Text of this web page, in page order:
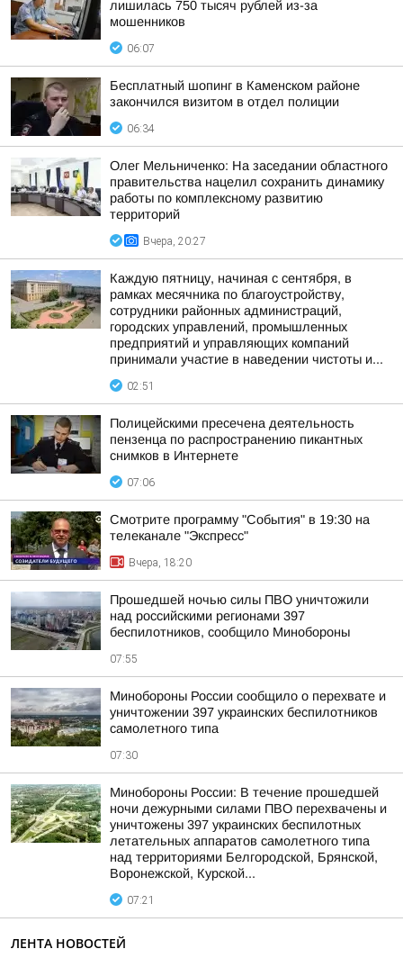
лишилась 750 тысяч рублей из-за
мошенников
06:07
Бесплатный шопинг в Каменском районе
закончился визитом в отдел полиции
06:34
Олег Мельниченко: На заседании областного
правительства нацелил сохранить динамику
работы по комплексному развитию
территорий
Вчера, 20:27
Каждую пятницу, начиная с сентября, в
рамках месячника по благоустройству,
сотрудники районных администраций,
городских управлений, промышленных
предприятий и управляющих компаний
принимали участие в наведении чистоты и...
02:51
Полицейскими пресечена деятельность
пензенца по распространению пикантных
снимков в Интернете
07:06
Смотрите программу "События" в 19:30 на
телеканале "Экспресс"
Вчера, 18:20
Прошедшей ночью силы ПВО уничтожили
над российскими регионами 397
беспилотников, сообщило Минобороны
07:55
Минобороны России сообщило о перехвате и
уничтожении 397 украинских беспилотников
самолетного типа
07:30
Минобороны России: В течение прошедшей
ночи дежурными силами ПВО перехвачены и
уничтожены 397 украинских беспилотных
летательных аппаратов самолетного типа
над территориями Белгородской, Брянской,
Воронежской, Курской...
07:21
ЛЕНТА НОВОСТЕЙ